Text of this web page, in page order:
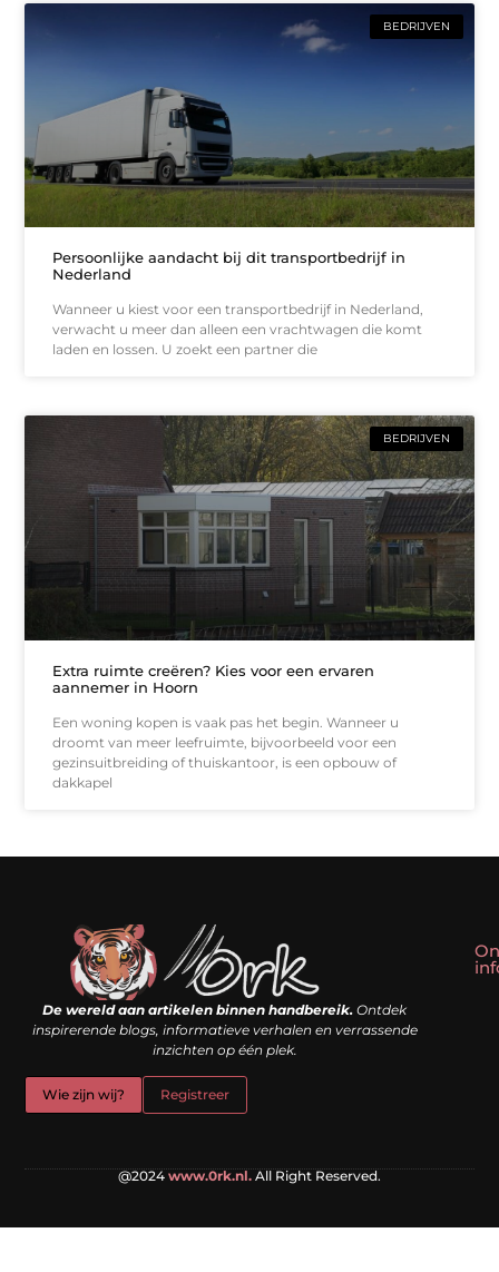
BEDRIJVEN
Persoonlijke aandacht bij dit transportbedrijf in
Nederland
Wanneer u kiest voor een transportbedrijf in Nederland,
verwacht u meer dan alleen een vrachtwagen die komt
laden en lossen. U zoekt een partner die
BEDRIJVEN
Extra ruimte creëren? Kies voor een ervaren
aannemer in Hoorn
Een woning kopen is vaak pas het begin. Wanneer u
droomt van meer leefruimte, bijvoorbeeld voor een
gezinsuitbreiding of thuiskantoor, is een opbouw of
dakkapel
De wereld aan artikelen binnen handbereik. Ontdek
inspirerende blogs, informatieve verhalen en verrassende
inzichten op één plek.
Wie zijn wij? Registreer
@2024 www.0rk.nl. All Right Reserved.